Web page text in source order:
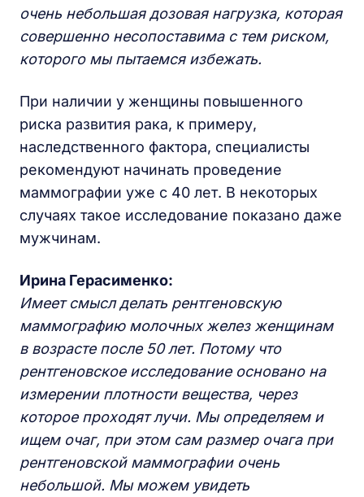
очень небольшая дозовая нагрузка, которая
совершенно несопоставимас тем риском,
которого мы пытаемся избежать.
При наличии у женщины повышенного
риска развития рака, к примеру,
наследственного фактора, специалисты
рекомендуют начинать проведение
маммографии уже с 40 лет. В некоторых
случаях такое исследование показано даже
мужчинам.
Ирина Герасименко:
Имеет смысл делать рентгеновскую
маммографию молочных желез женщинам
в возрасте после 50 лет. Потому что
рентгеновское исследование основано на
измерении плотности вещества, через
которое проходят лучи. Мы определяем и
ищем очаг, при этом сам размер очага при
рентгеновской маммографии очень
небольшой. Мы можем увидеть